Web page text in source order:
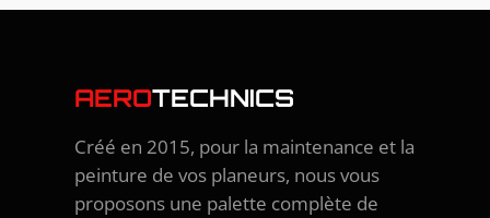
AEROTECHNICS
Créé en 2015, pour la maintenance et la
peinture de vos planeurs, nous vous
proposons une palette complète de